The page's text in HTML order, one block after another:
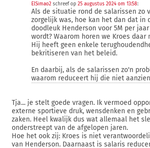
ElSimao2 schreef op 25 augustus 2024 om 13:58:
Als de situatie rond de salarissen zo
zorgelijk was, hoe kan het dan dat in
doodleuk Henderson voor 5M per
wordt? Waarom horen we Kroes daar
Hij heeft geen enkele
bekritiseren van het beleid.
En daarbij, als de salarissen zo'n
waarom reduceert hij die niet
Tja... je stelt goede vragen. Ik vermoed
externe sportieve druk, wensdenken en
zaken. Heel kwalijk dus wat allemaal het
onderstreept van de afgelopen jaren.
Hoe het ook zij: Kroes is niet
van Henderson. Daarnaast is salaris